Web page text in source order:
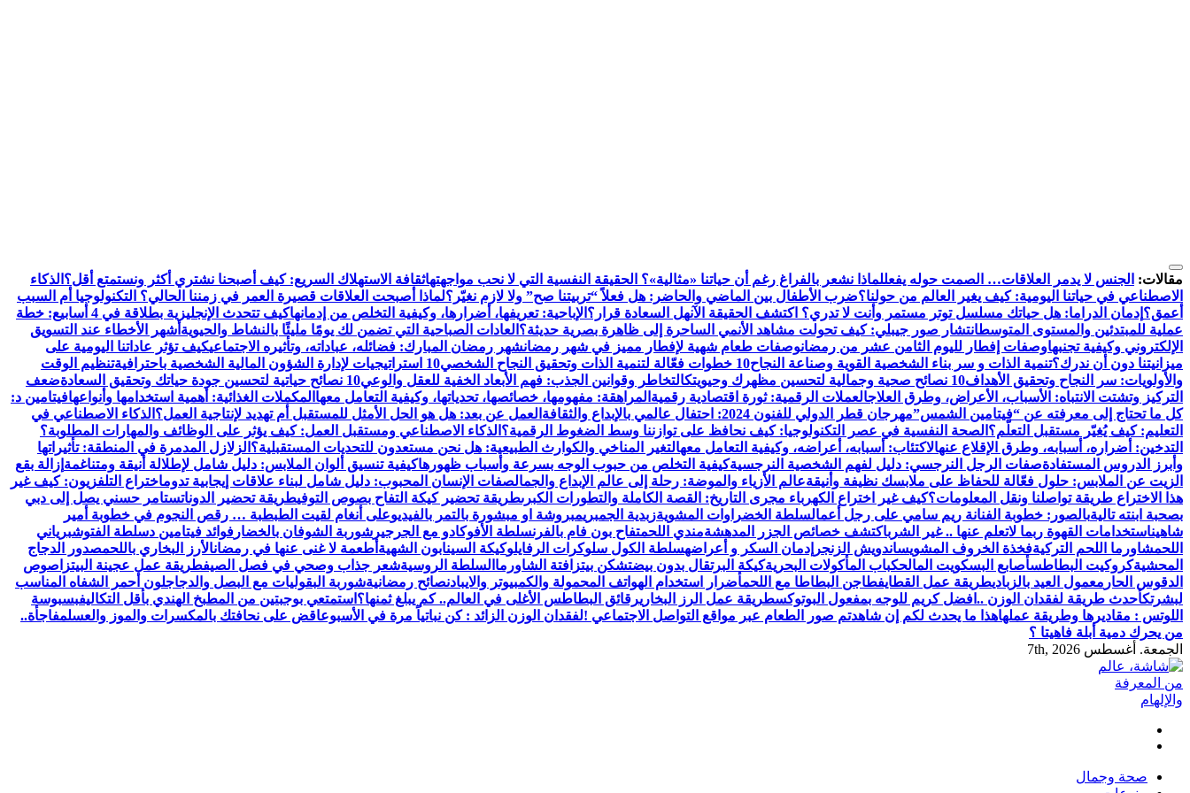
التجاوز
إلى
المحتوى
مقالات: الجنس لا يدمر العلاقات… الصمت حوله يفعللماذا نشعر بالفراغ رغم أن حياتنا «مثالية»؟ الحقيقة النفسية التي لا نحب مواجهتهاثقافة الاستهلاك السريع: كيف أصبحنا نشتري أكثر ونستمتع أقل؟ الذكاء
الاصطناعي في حياتنا اليومية: كيف يغير العالم من حولنا؟ضرب الأطفال بين الماضي والحاضر: هل فعلاً “تربيتنا صح” ولا لازم نغيّر؟لماذا أصبحت العلاقات قصيرة العمر في زمننا الحالي؟ التكنولوجيا أم السبب
أعمق؟ إدمان الدراما: هل حياتك مسلسل توتر مستمر وأنت لا تدري؟ اكتشف الحقيقة الآنهل السعادة قرار؟ الإباحية: تعريفها، أضرارها، وكيفية التخلص من إدمانها
كيف تتحدث الإنجليزية بطلاقة في 4 أسابيع: خطة
عملية للمبتدئين والمستوى المتوسطانتشار صور جيبلي: كيف تحولت مشاهد الأنمي الساحرة إلى ظاهرة بصرية حديثة؟ العادات الصباحية التي تضمن لك يومًا مليئًا بالنشاط والحيوية أشهر الأخطاء عند التسويق
الإلكتروني وكيفية تجنبهاوصفات إفطار لليوم الثامن عشر من رمضانوصفات طعام شهية لإفطار مميز في شهر رمضانشهر رمضان المبارك: فضائله، عباداته، وتأثيره الاجتماعيكيف تؤثر عاداتنا اليومية على
ميزانيتنا دون أن ندرك؟تنمية الذات و سر بناء الشخصية القوية وصناعة النجاح10 خطوات فعّالة لتنمية الذات وتحقيق النجاح الشخصي 10 استراتيجيات لإدارة الشؤون المالية الشخصية باحترافية
تنظيم الوقت
والأولويات: سر النجاح وتحقيق الأهداف10 نصائح صحية وجمالية لتحسين مظهرك وحيويتك التخاطر وقوانين الجذب: فهم الأبعاد الخفية للعقل والوعي10 نصائح حياتية لتحسين جودة حياتك وتحقيق السعادة
ضعف
التركيز وتشتت الانتباه: الأسباب، الأعراض، وطرق العلاجالعملات الرقمية: ثورة اقتصادية رقمية المراهقة: مفهومها، خصائصها، تحدياتها، وكيفية التعامل معها المكملات الغذائية: أهمية استخدامها وأنواعهافيتامين د:
كل ما تحتاج إلى معرفته عن “فيتامين الشمس”مهرجان قطر الدولي للفنون 2024: احتفال عالمي بالإبداع والثقافة العمل عن بعد: هل هو الحل الأمثل للمستقبل أم تهديد لإنتاجية العمل؟ الذكاء الاصطناعي في
التعليم: كيف يُغيّر مستقبل التعلّم؟ الصحة النفسية في عصر التكنولوجيا: كيف نحافظ على توازننا وسط الضغوط الرقمية؟ الذكاء الاصطناعي ومستقبل العمل: كيف يؤثر على الوظائف والمهارات المطلوبة؟
التدخين: أضراره، أسبابه، وطرق الإقلاع عنهالاكتئاب: أسبابه، أعراضه، وكيفية التعامل معهالتغير المناخي والكوارث الطبيعية: هل نحن مستعدون للتحديات المستقبلية؟ الزلازل المدمرة في المنطقة: تأثيراتها
وأبرز الدروس المستفادةصفات الرجل النرجسي: دليل لفهم الشخصية النرجسيةكيفية التخلص من حبوب الوجه بسرعة وأسباب ظهورهاكيفية تنسيق ألوان الملابس: دليل شامل لإطلالة أنيقة ومتناغمة إزالة بقع
الزيت عن الملابس: حلول فعّالة للحفاظ على ملابسك نظيفة وأنيقةعالم الأزياء والموضة: رحلة إلى عالم الإبداع والجمالصفات الإنسان المحبوب: دليل شامل لبناء علاقات إيجابية تدوماختراع التلفزيون: كيف غير
هذا الاختراع طريقة تواصلنا ونقل المعلومات؟كيف غير اختراع الكهرباء مجرى التاريخ: القصة الكاملة والتطورات الكبرىطريقة تحضير كيكة التفاح بصوص التوفيطريقة تحضير الدوناتستامر حسني يصل إلى دبي
بصحبة ابنته تاليةبالصور: خطوبة الفنانة ريم سامي على رجل أعمالسلطة الخضراوات المشويةزبدية الجمبريمبروشة او مبشورة بالتمر بالفيديوعلى أنغام لقيت الطبطبة … رقص النجوم في خطوبة أمير
شاهيناستخدامات القهوة ربما لاتعلم عنها .. غير الشرباكتشف خصائص الجزر المدهشةمندي اللحمتفاح بون فام بالفرنسلطة الأفوكادو مع الجرجير شوربة الشوفان بالخضار فوائد فيتامين دسلطة الفتوشبرياني
اللحمشاورما اللحم التركيةفخذة الخروف المشويساندويش الزنجر إدمان السكر و أعراضهسلطة الكول سلوكرات الرفايلوكيكة السينابون الشهية أطعمة لا غنى عنها في رمضانالأرز البخاري باللحمصدور الدجاج
المحشيةكروكيت البطاطسأصابع البسكويت المالحكباب المأكولات البحريةكيكة البرتقال بدون بيضتشكن بيتزا فتة الشاورما السلطة الروسيةشعر جذاب وصحي في فصل الصيفطريقة عمل عجينة البيتزا صوص
الدقوس الحار معمول العيد بالزباديطريقة عمل القطايفطاجن البطاطا مع اللحمأضرار استخدام الهواتف المحمولة والكمبيوتر والايبادنصائح رمضانيةشوربة البقوليات مع البصل والدجاجلون أحمر الشفاه المناسب
لبشرتكأحدث طريقة لفقدان الوزن .. افضل كريم للوجه بمفعول البوتوكسطريقة عمل الرز البخاريرقائق البطاطس الأغلى في العالم.. كم يبلغ ثمنها؟ استمتعي بوجبتين من المطبخ الهندي بأقل التكاليفبسبوسة
اللوتس : مقاديرها وطريقة عملهاهذا ما يحدث لكم إن شاهدتم صور الطعام عبر مواقع التواصل الاجتماعي !لفقدان الوزن الزائد : كن نباتياً مرة في الأسبوعاقض على نحافتك بالمكسرات والموز والعسلمفاجأة..
من يحرك دمية أبلة فاهيتا ؟
الجمعة. أغسطس 7th, 2026
شاشة هي منصة شاملة تقدم محتوى متنوعًا يغطي مواضيع مثل الصحة والجمال، وصفات الطبخ، العلاقة الزوجية، الأبراج، الفن والثقافة، والتكنولوجيا. يتميز الموقع بتقديم مقالات عملية ونصائح يومية تركز على
أسلوب الحياة الحديث، بالإضافة إلى تغطية مواضيع تتعلق بالأمومة والعناية الشخصية. الموقع مقسم بوضوح إلى أقسام ليسهل التنقل ويضمن تقديم تجربة مستخدم سلسة
صحة وجمال